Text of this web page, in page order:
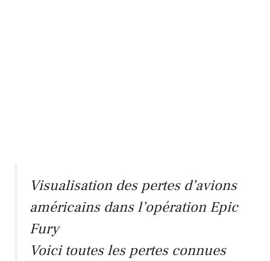
Visualisation des pertes d’avions
américains dans l’opération Epic
Fury
Voici toutes les pertes connues